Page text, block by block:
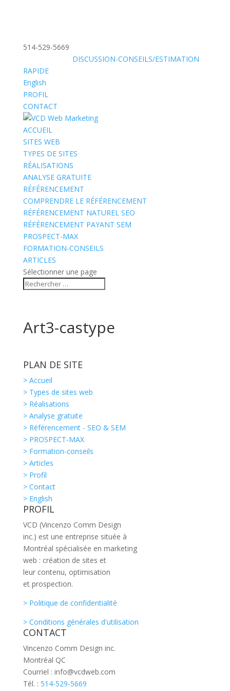
514-529-5669
DISCUSSION-CONSEILS/ESTIMATION
RAPIDE
English
PROFIL
CONTACT
ACCUEIL
SITES WEB
TYPES DE SITES
RÉALISATIONS
ANALYSE GRATUITE
RÉFÉRENCEMENT
COMPRENDRE LE RÉFÉRENCEMENT
RÉFÉRENCEMENT NATUREL SEO
RÉFÉRENCEMENT PAYANT SEM
PROSPECT-MAX
FORMATION-CONSEILS
ARTICLES
Sélectionner une page
Art3-castype
PLAN DE SITE
> Accueil
> Types de sites web
> Réalisations
> Analyse gratuite
> Référencement - SEO & SEM
> PROSPECT-MAX
> Formation-conseils
> Articles
> Profil
> Contact
> English
PROFIL
VCD (Vincenzo Comm Design
inc.) est une entreprise située à
Montréal spécialisée en marketing
web : création de sites et
leur contenu, optimisation
et prospection.
> Politique de confidentialité
> Conditions générales d'utilisation
CONTACT
Vincenzo Comm Design inc.
Montréal QC
Courriel : info@vcdweb.com
Tél. : 514-529-5669